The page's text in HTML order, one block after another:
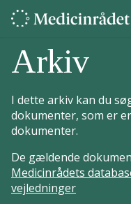
Arkiv
I dette arkiv kan du
dokumenter, som er
dokumenter.
De gældende
Medicinrådets
vejledninger